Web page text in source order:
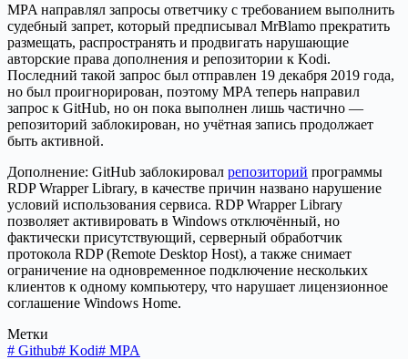
MPA направлял запросы ответчику с требованием выполнить
судебный запрет, который предписывал MrBlamo прекратить
размещать, распространять и продвигать нарушающие
авторские права дополнения и репозитории к Kodi.
Последний такой запрос был отправлен 19 декабря 2019 года,
но был проигнорирован, поэтому MPA теперь направил
запрос к GitHub, но он пока выполнен лишь частично —
репозиторий заблокирован, но учётная запись продолжает
быть активной.
Дополнение: GitHub заблокировал репозиторий программы
RDP Wrapper Library, в качестве причин названо нарушение
условий использования сервиса. RDP Wrapper Library
позволяет активировать в Windows отключённый, но
фактически присутствующий, серверный обработчик
протокола RDP (Remote Desktop Host), а также снимает
ограничение на одновременное подключение нескольких
клиентов к одному компьютеру, что нарушает лицензионное
соглашение Windows Home.
Метки
# Github# Kodi# MPA